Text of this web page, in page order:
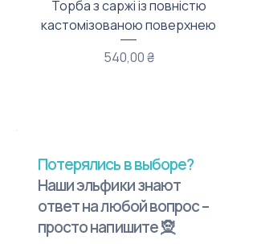
Торба з саржі із повністю
кастомізованою поверхнею
Цена
540,00 ₴
Потерялись в выборе?
Наши эльфики знают
ответ на любой вопрос –
просто напишите 🧝